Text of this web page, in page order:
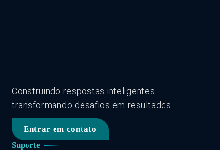
Construindo respostas inteligentes
transformando desafios em resultados.
Entrar em contato
Suporte